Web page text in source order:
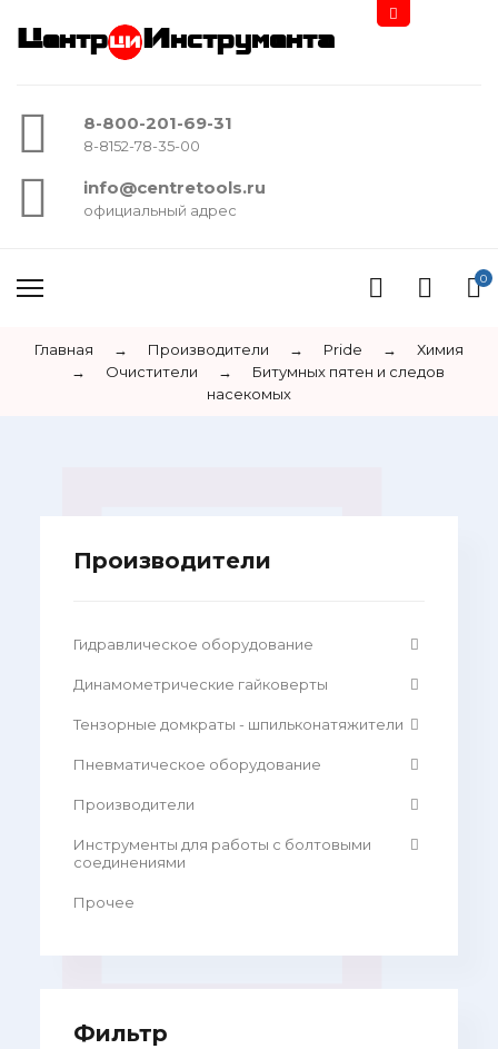
Центр Инструмента
8-800-201-69-31
8-8152-78-35-00
info@centretools.ru
официальный адрес
0
Главная → Производители → Pride →
Химия
→
Очистители →
Битумных пятен и следов
насекомых
Производители
Гидравлическое оборудование
Динамометрические гайковерты
Тензорные домкраты - шпильконатяжители
Пневматическое оборудование
Производители
Инструменты для работы с болтовыми
соединениями
Прочее
Фильтр